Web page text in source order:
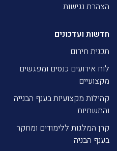
הצהרת נגישות
חדשות ועדכונים
תכנית חירום
לוח אירועים כנסים ומפגשים
מקצועיים
קהילות מקצועיות בענף הבנייה
והתשתיות
קרן המלגות ללימודים ומחקר
בענף הבניה